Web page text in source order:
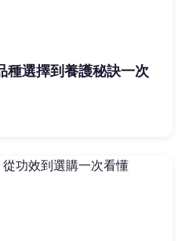
種選擇到養護秘訣一次